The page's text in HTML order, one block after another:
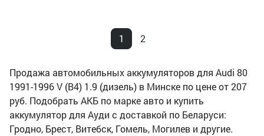
1 2
Продажа автомобильных аккумуляторов для Audi 80
1991-1996 V (B4) 1.9 (дизель) в Минске по цене от 207
руб. Подобрать АКБ по марке авто и купить
аккумулятор для Ауди с доставкой по Беларуси:
Гродно, Брест, Витебск, Гомель, Могилев и другие.